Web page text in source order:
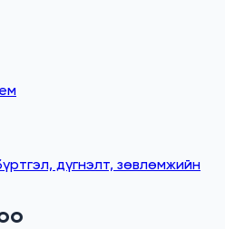
дүгнэлт, зөвлөмжийн